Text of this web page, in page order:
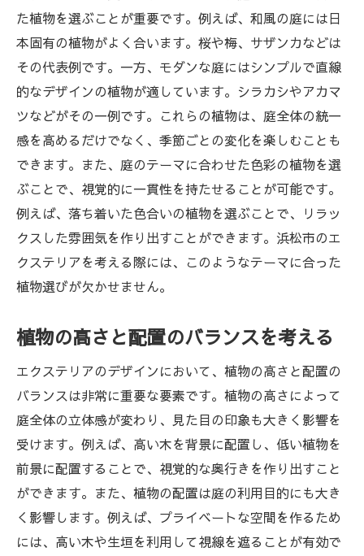
た植物を選ぶことが重要です。例えば、和風の庭には日
本固有の植物がよく合います。桜や梅、サザンカなどは
その代表例です。一方、モダンな庭にはシンプルで直線
的なデザインの植物が適しています。シラカシやアカマ
ツなどがその一例です。これらの植物は、庭全体の統一
感を高めるだけでなく、季節ごとの変化を楽しむことも
できます。また、庭のテーマに合わせた色彩の植物を選
ぶことで、視覚的に一貫性を持たせることが可能です。
例えば、落ち着いた色合いの植物を選ぶことで、リラッ
クスした雰囲気を作り出すことができます。浜松市のエ
クステリアを考える際には、このようなテーマに合った
植物選びが欠かせません。
植物の高さと配置のバランスを考える
エクステリアのデザインにおいて、植物の高さと配置の
バランスは非常に重要な要素です。植物の高さによって
庭全体の立体感が変わり、見た目の印象も大きく影響を
受けます。例えば、高い木を背景に配置し、低い植物を
前景に配置することで、視覚的な奥行きを作り出すこと
ができます。また、植物の配置は庭の利用目的にも大き
く影響します。例えば、プライベートな空間を作るため
には、高い木や生垣を利用して視線を遮ることが有効で